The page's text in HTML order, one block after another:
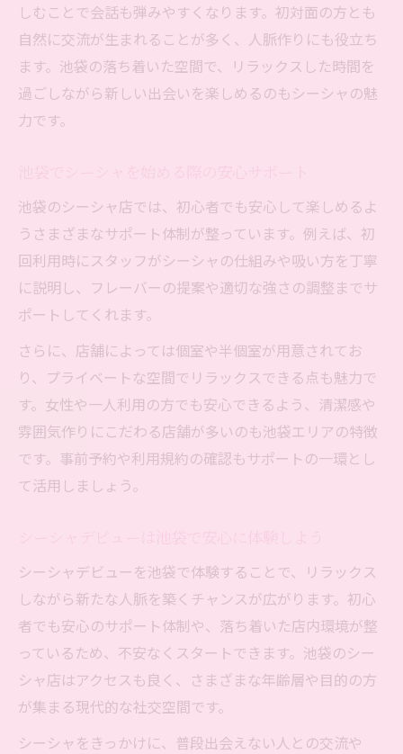
しむことで会話も弾みやすくなります。初対面の方とも
自然に交流が生まれることが多く、人脈作りにも役立ち
ます。池袋の落ち着いた空間で、リラックスした時間を
過ごしながら新しい出会いを楽しめるのもシーシャの魅
力です。
池袋のシーシャ店では、初心者でも安心して楽しめるよ
うさまざまなサポート体制が整っています。例えば、初
回利用時にスタッフがシーシャの仕組みや吸い方を丁寧
に説明し、フレーバーの提案や適切な強さの調整までサ
ポートしてくれます。
さらに、店舗によっては個室や半個室が用意されてお
り、プライベートな空間でリラックスできる点も魅力で
す。女性や一人利用の方でも安心できるよう、清潔感や
雰囲気作りにこだわる店舗が多いのも池袋エリアの特徴
です。事前予約や利用規約の確認もサポートの一環とし
て活用しましょう。
シーシャデビューを池袋で体験することで、リラックス
しながら新たな人脈を築くチャンスが広がります。初心
者でも安心のサポート体制や、落ち着いた店内環境が整
っているため、不安なくスタートできます。池袋のシー
シャ店はアクセスも良く、さまざまな年齢層や目的の方
が集まる現代的な社交空間です。
シーシャをきっかけに、普段出会えない人との交流や